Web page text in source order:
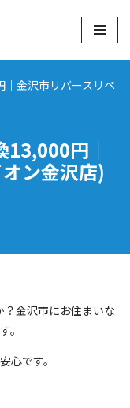
金沢市リバースリペ
円｜
ン金沢店)
金沢市にお住まいな
。
心です。